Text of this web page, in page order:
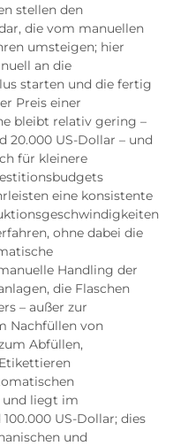
stellen den
die vom manuellen
umsteigen; hier
an die
starten und die fertig
Preis einer
bleibt relativ gering –
20.000 US-Dollar – und
für kleinere
eine konsistente
ohne dabei die
Handling der
die Flaschen
– außer zur
Nachfüllen von
Abfüllen,
und liegt im
US-Dollar; dies
und